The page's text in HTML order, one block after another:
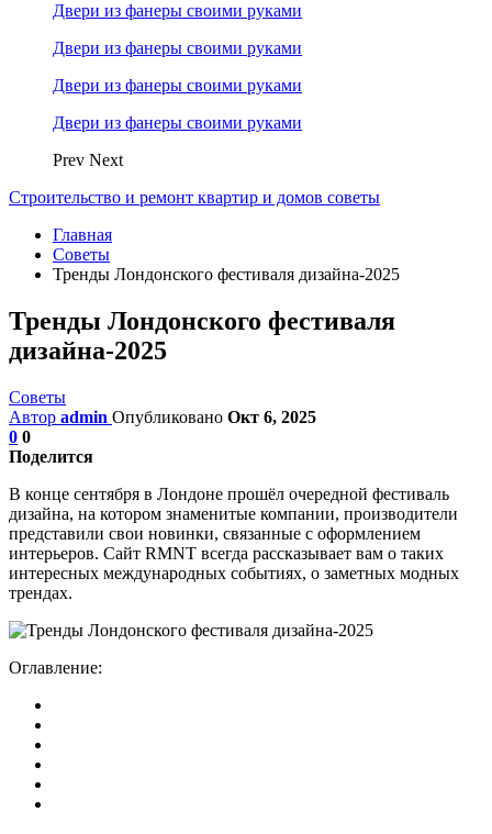
Двери из фанеры своими руками
Двери из фанеры своими руками
Двери из фанеры своими руками
Двери из фанеры своими руками
Prev Next
Строительство и ремонт квартир и домов советы
Главная
Советы
Тренды Лондонского фестиваля дизайна-2025
Тренды Лондонского фестиваля
дизайна-2025
Советы
Автор admin Опубликовано Окт 6, 2025
0 0
Поделится
В конце сентября в Лондоне прошёл очередной фестиваль
дизайна, на котором знаменитые компании, производители
представили свои новинки, связанные с оформлением
интерьеров. Сайт RMNT всегда рассказывает вам о таких
интересных международных событиях, о заметных модных
трендах.
Оглавление: